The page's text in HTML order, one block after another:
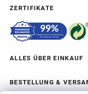
ZERTIFIKATE
ALLES ÜBER EINKAUF
BESTELLUNG &